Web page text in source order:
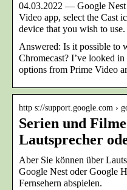
04.03.2022 — Google Nest
Video app, select the Cast
device that you wish to
Answered: Is it possible to
Chromecast? I’ve looked
options from Prime Video
http s://support.google.com ›
Serien und
Lautsprecher
Aber Sie können über
Google Nest oder Google
Fernsehern abspielen.